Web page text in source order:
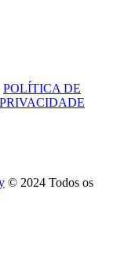
POLÍTICA DE
PRIVACIDADE
© 2024 Todos os